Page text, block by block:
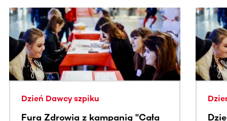
Ta sekcja zawiera treści przewijane w poziomie. Użyj
Dzień Dawcy szpiku
Fura Zdrowia z kampanią "Cała